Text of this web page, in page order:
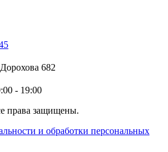
682
- 19:00
права защищены.
и обработки персональных